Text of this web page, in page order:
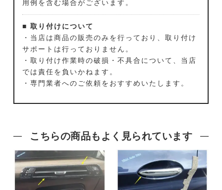
用例を含む場合がございます。
■ 取り付けについて
・当店は商品の販売のみを行っており、取り付け
サポートは行っておりません。
・取り付け作業時の破損・不具合について、当店
では責任を負いかねます。
・専門業者へのご依頼をおすすめいたします。
こちらの商品もよく見られています